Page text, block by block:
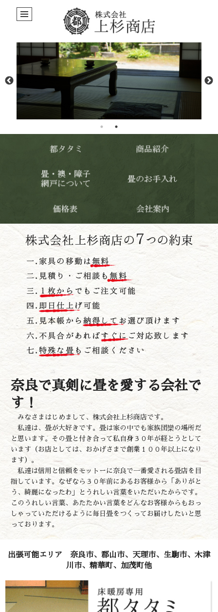
奈良で真剣に畳を愛する会社で
す！
みなさまはじめまして、株式会社上杉商店です。
私達は、畳が大好きです。畳は家の中でも家族団欒の場所だ
と思います。その畳と付き合って私自身３０年が経とうとして
います（お店としては、おかげさまで創業１００年以上になり
ます）。
私達は信用と信頼をモットーに奈良で一番愛される畳店を目
指しています。なぜなら３０年前にあるお客様から「ありがと
う、綺麗になったわ」とうれしい言葉をいただいたからです。
このうれしい言葉、あたたかい言葉をどんなお客様からもおっ
しゃっていただけるように毎日畳をつくってお届けしたいと思
っております。
出張可能エリア 奈良市、郡山市、天理市、生駒市、木津
川市、精華町、加茂町他